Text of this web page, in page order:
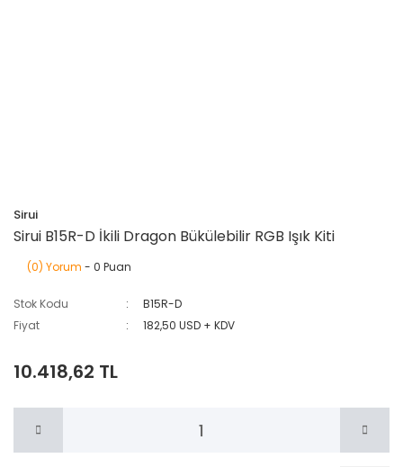
Sirui
Sirui B15R-D İkili Dragon Bükülebilir RGB Işık Kiti
(0) Yorum - 0 Puan
Stok Kodu
B15R-D
Fiyat
182,50 USD + KDV
10.418,62 TL